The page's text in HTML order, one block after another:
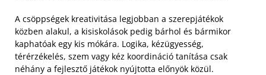
A csöppségek kreativitása legjobban a szerepjátékok
közben alakul, a kisiskolások pedig bárhol és bármikor
kaphatóak egy kis mókára. Logika, kézügyesség,
térérzékelés, szem vagy kéz koordináció tanítása csak
néhány a fejlesztő játékok nyújtotta előnyök közül.